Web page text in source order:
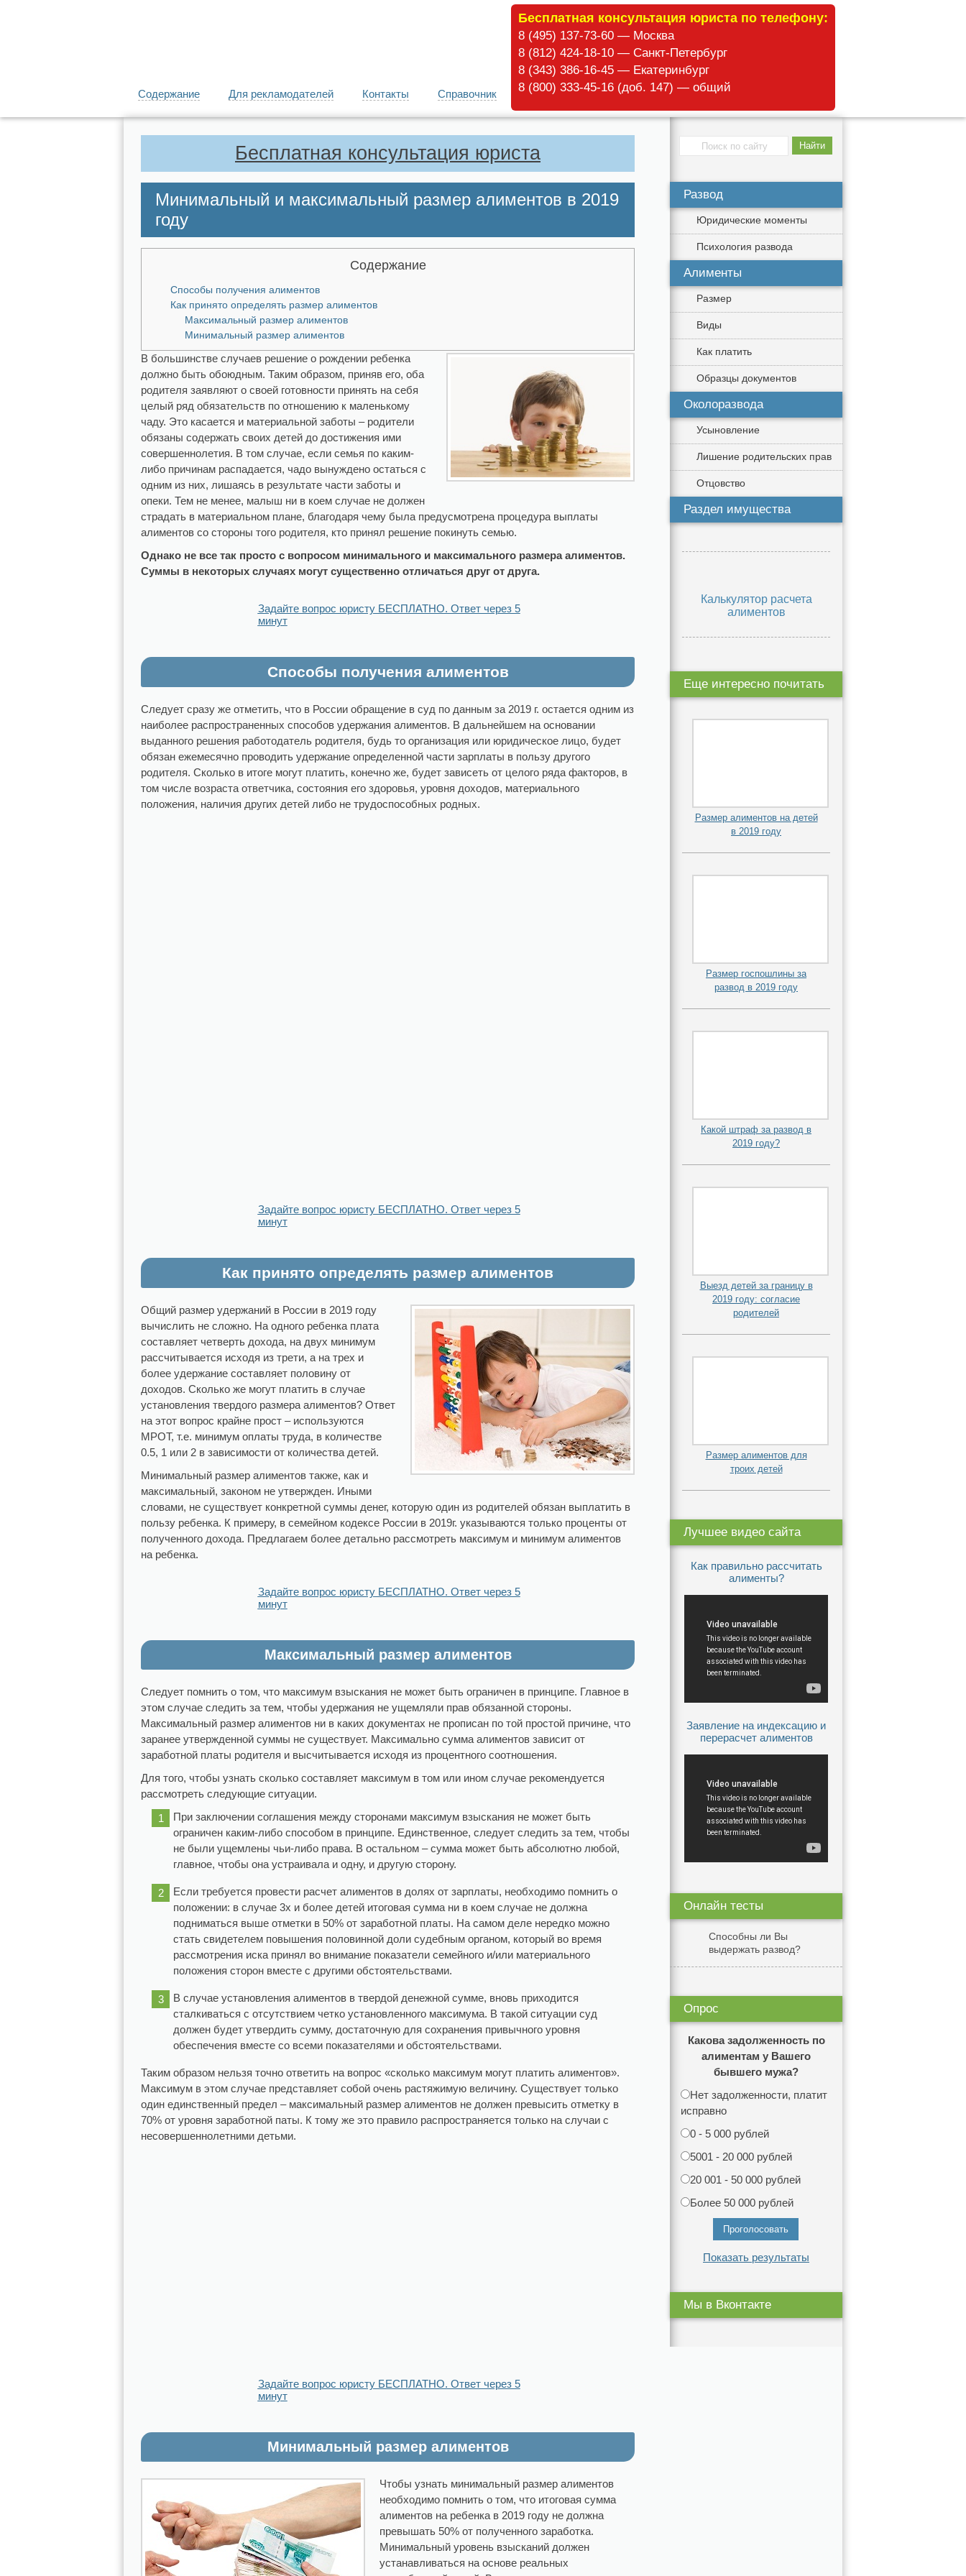
Бесплатная консультация юриста по телефону:
8 (495) 137-73-60 — Москва
8 (812) 424-18-10 — Санкт-Петербург
8 (343) 386-16-45 — Екатеринбург
8 (800) 333-45-16 (доб. 147) — общий
Содержание Для рекламодателей Контакты Справочник
Бесплатная консультация юриста
Минимальный и максимальный размер алиментов в 2019
году
Содержание
Способы получения алиментов
Как принято определять размер алиментов
Максимальный размер алиментов
Минимальный размер алиментов
В большинстве случаев решение о рождении ребенка
должно быть обоюдным. Таким образом, приняв его, оба
родителя заявляют о своей готовности принять на себя
целый ряд обязательств по отношению к маленькому
чаду. Это касается и материальной заботы – родители
обязаны содержать своих детей до достижения ими
совершеннолетия. В том случае, если семья по каким-
либо причинам распадается, чадо вынуждено остаться с
одним из них, лишаясь в результате части заботы и
опеки. Тем не менее, малыш ни в коем случае не должен
страдать в материальном плане, благодаря чему была предусмотрена процедура выплаты
алиментов со стороны того родителя, кто принял решение покинуть семью.
Однако не все так просто с вопросом минимального и максимального размера алиментов.
Суммы в некоторых случаях могут существенно отличаться друг от друга.
Задайте вопрос юристу БЕСПЛАТНО. Ответ через 5
минут
Способы получения алиментов
Следует сразу же отметить, что в России обращение в суд по данным за 2019 г. остается одним из
наиболее распространенных способов удержания алиментов. В дальнейшем на основании
выданного решения работодатель родителя, будь то организация или юридическое лицо, будет
обязан ежемесячно проводить удержание определенной части зарплаты в пользу другого
родителя. Сколько в итоге могут платить, конечно же, будет зависеть от целого ряда факторов, в
том числе возраста ответчика, состояния его здоровья, уровня доходов, материального
положения, наличия других детей либо не трудоспособных родных.
Задайте вопрос юристу БЕСПЛАТНО. Ответ через 5
минут
Как принято определять размер алиментов
Общий размер удержаний в России в 2019 году
вычислить не сложно. На одного ребенка плата
составляет четверть дохода, на двух минимум
рассчитывается исходя из трети, а на трех и
более удержание составляет половину от
доходов. Сколько же могут платить в случае
установления твердого размера алиментов? Ответ
на этот вопрос крайне прост – используются
МРОТ, т.е. минимум оплаты труда, в количестве
0.5, 1 или 2 в зависимости от количества детей.
Минимальный размер алиментов также, как и
максимальный, законом не утвержден. Иными
словами, не существует конкретной суммы денег, которую один из родителей обязан выплатить в
пользу ребенка. К примеру, в семейном кодексе России в 2019г. указываются только проценты от
полученного дохода. Предлагаем более детально рассмотреть максимум и минимум алиментов
на ребенка.
Задайте вопрос юристу БЕСПЛАТНО. Ответ через 5
минут
Максимальный размер алиментов
Следует помнить о том, что максимум взыскания не может быть ограничен в принципе. Главное в
этом случае следить за тем, чтобы удержания не ущемляли прав обязанной стороны.
Максимальный размер алиментов ни в каких документах не прописан по той простой причине, что
заранее утвержденной суммы не существует. Максимально сумма алиментов зависит от
заработной платы родителя и высчитывается исходя из процентного соотношения.
Для того, чтобы узнать сколько составляет максимум в том или ином случае рекомендуется
рассмотреть следующие ситуации.
При заключении соглашения между сторонами максимум взыскания не может быть
ограничен каким-либо способом в принципе. Единственное, следует следить за тем, чтобы
не были ущемлены чьи-либо права. В остальном – сумма может быть абсолютно любой,
главное, чтобы она устраивала и одну, и другую сторону.
Если требуется провести расчет алиментов в долях от зарплаты, необходимо помнить о
положении: в случае 3х и более детей итоговая сумма ни в коем случае не должна
подниматься выше отметки в 50% от заработной платы. На самом деле нередко можно
стать свидетелем повышения половинной доли судебным органом, который во время
рассмотрения иска принял во внимание показатели семейного и/или материального
положения сторон вместе с другими обстоятельствами.
В случае установления алиментов в твердой денежной сумме, вновь приходится
сталкиваться с отсутствием четко установленного максимума. В такой ситуации суд
должен будет утвердить сумму, достаточную для сохранения привычного уровня
обеспечения вместе со всеми показателями и обстоятельствами.
Таким образом нельзя точно ответить на вопрос «сколько максимум могут платить алиментов».
Максимум в этом случае представляет собой очень растяжимую величину. Существует только
один единственный предел – максимальный размер алиментов не должен превысить отметку в
70% от уровня заработной паты. К тому же это правило распространяется только на случаи с
несовершеннолетними детьми.
Задайте вопрос юристу БЕСПЛАТНО. Ответ через 5
минут
Минимальный размер алиментов
Чтобы узнать минимальный размер алиментов
необходимо помнить о том, что итоговая сумма
алиментов на ребенка в 2019 году не должна
превышать 50% от полученного заработка.
Минимальный уровень взысканий должен
устанавливаться на основе реальных
Развод
Юридические моменты
Психология развода
Алименты
Размер
Виды
Как платить
Образцы документов
Околоразвода
Усыновление
Лишение родительских прав
Отцовство
Раздел имущества
Калькулятор расчета
алиментов
Еще интересно почитать
Размер алиментов на детей
в 2019 году
Размер госпошлины за
развод в 2019 году
Какой штраф за развод в
2019 году?
Выезд детей за границу в
2019 году: согласие
родителей
Размер алиментов для
троих детей
Лучшее видео сайта
Как правильно рассчитать
алименты?
Заявление на индексацию и
перерасчет алиментов
Онлайн тесты
Способны ли Вы
выдержать развод?
Опрос
Какова задолженность по
алиментам у Вашего
бывшего мужа?
Нет задолженности, платит
исправно
0 - 5 000 рублей
5001 - 20 000 рублей
20 001 - 50 000 рублей
Более 50 000 рублей
Показать результаты
Мы в Вконтакте